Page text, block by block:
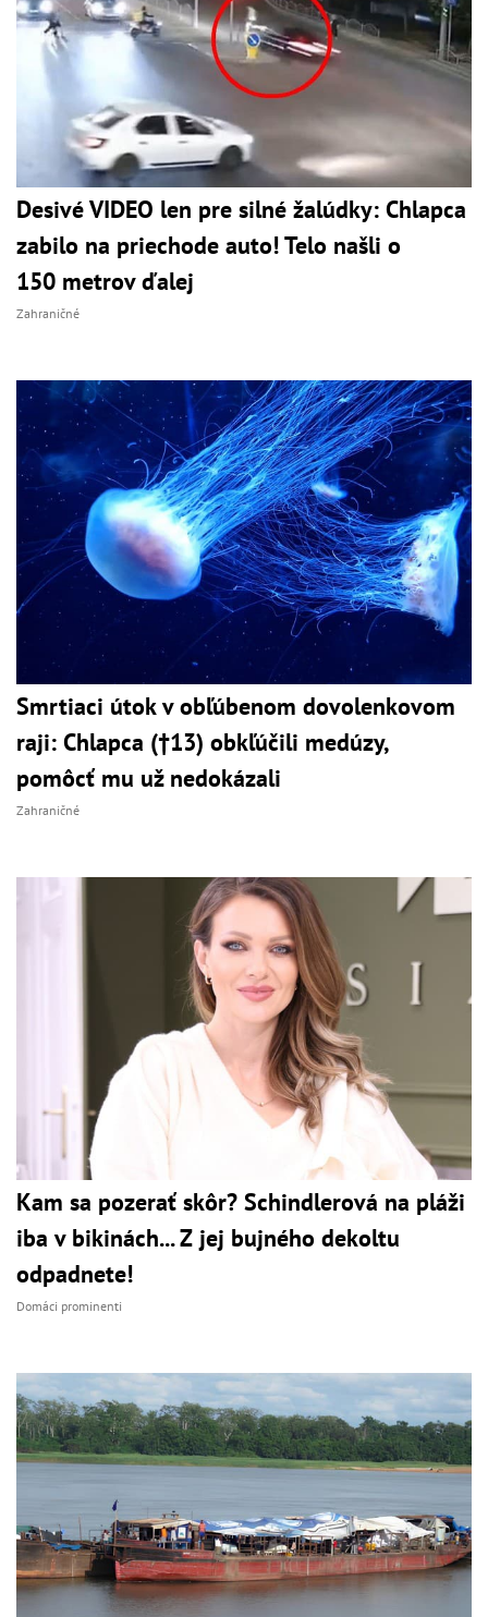
Desivé VIDEO len pre silné žalúdky: Chlapca
zabilo na priechode auto! Telo našli o
150 metrov ďalej
Zahraničné
Smrtiaci útok v obľúbenom dovolenkovom
raji: Chlapca (†13) obkľúčili medúzy,
pomôcť mu už nedokázali
Zahraničné
Kam sa pozerať skôr? Schindlerová na pláži
iba v bikinách... Z jej bujného dekoltu
odpadnete!
Domáci prominenti